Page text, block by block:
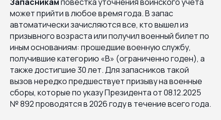
может прийти в любое время года. В запас
автоматически зачисляются все, кто вышел из
призывного возраста или получил военный билет по
иным основаниям: прошедшие военную службу,
получившие категорию «В» (ограниченно годен), а
также достигшие 30 лет. Для запасников такой
вызов нередко предшествует призыву на военные
сборы, которые по указу Президента от 08.12.2025
№ 892 проводятся в 2026 году в течение всего года.